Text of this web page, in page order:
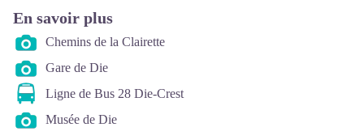
En savoir plus
Chemins de la Clairette
Gare de Die
Ligne de Bus 28 Die-Crest
Musée de Die